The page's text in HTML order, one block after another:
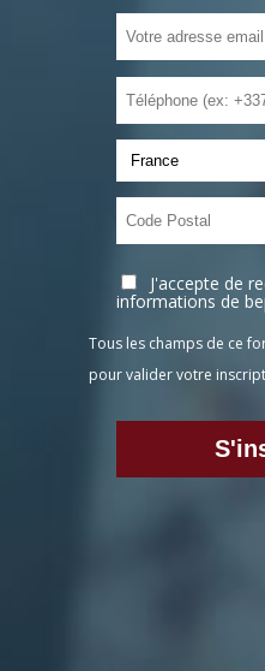
J'accepte de
informations de
Tous les champs de ce
pour valider votre